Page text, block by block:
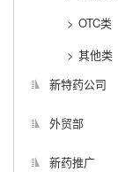
OTC类
其他类
新特药公司
外贸部
新药推广